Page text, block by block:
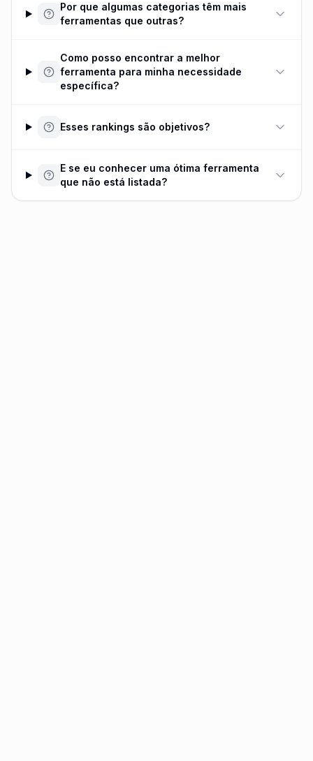
Por que algumas categorias têm mais
ferramentas que outras?
Como posso encontrar a melhor
ferramenta para minha necessidade
específica?
Esses rankings são objetivos?
E se eu conhecer uma ótima ferramenta
que não está listada?